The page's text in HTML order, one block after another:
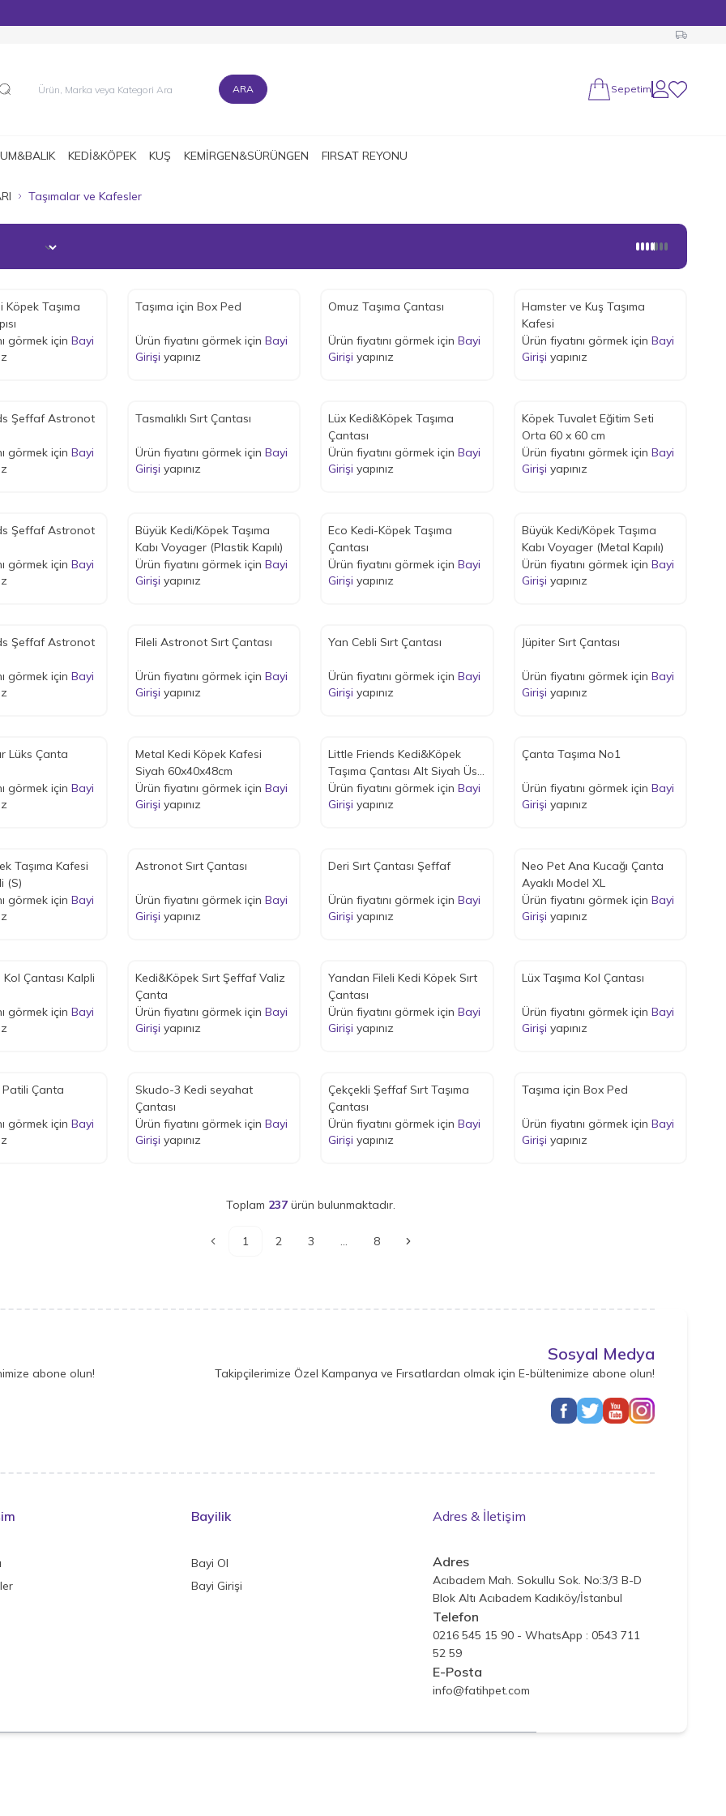
ARA SepetimHesabım
Favorilerim
KEDİ&KÖPEK KUŞ KEMİRGEN&SÜRÜNGEN FIRSAT REYONU
Taşımalar ve Kafesler
görmek için Bayi
Taşıma için Box Ped
Ürün fiyatını görmek için Bayi
Girişi yapınız
Omuz Taşıma Çantası
Ürün fiyatını görmek için Bayi
Girişi yapınız
Hamster ve Kuş Taşıma
Kafesi
Ürün fiyatını görmek için Bayi
Girişi yapınız
Şeffaf Astronot
görmek için Bayi
Tasmalıklı Sırt Çantası
Ürün fiyatını görmek için Bayi
Girişi yapınız
Lüx Kedi&Köpek Taşıma
Çantası
Ürün fiyatını görmek için Bayi
Girişi yapınız
Köpek Tuvalet Eğitim Seti
Orta 60 x 60 cm
Ürün fiyatını görmek için Bayi
Girişi yapınız
Şeffaf Astronot
görmek için Bayi
Büyük Kedi/Köpek Taşıma
Kabı Voyager (Plastik Kapılı)
Ürün fiyatını görmek için Bayi
Girişi yapınız
Eco Kedi-Köpek Taşıma
Çantası
Ürün fiyatını görmek için Bayi
Girişi yapınız
Büyük Kedi/Köpek Taşıma
Kabı Voyager (Metal Kapılı)
Ürün fiyatını görmek için Bayi
Girişi yapınız
Şeffaf Astronot
görmek için Bayi
Fileli Astronot Sırt Çantası
Ürün fiyatını görmek için Bayi
Girişi yapınız
Yan Cebli Sırt Çantası
Ürün fiyatını görmek için Bayi
Girişi yapınız
Jüpiter Sırt Çantası
Ürün fiyatını görmek için Bayi
Girişi yapınız
Lüks Çanta
görmek için Bayi
Metal Kedi Köpek Kafesi
Siyah 60x40x48cm
Ürün fiyatını görmek için Bayi
Girişi yapınız
Little Friends Kedi&Köpek
Taşıma Çantası Alt Siyah Üst
Renkli 35x48,5x35
Ürün fiyatını görmek için Bayi
Girişi yapınız
Çanta Taşıma No1
Ürün fiyatını görmek için Bayi
Girişi yapınız
Taşıma Kafesi
(S)
görmek için Bayi
Astronot Sırt Çantası
Ürün fiyatını görmek için Bayi
Girişi yapınız
Deri Sırt Çantası Şeffaf
Ürün fiyatını görmek için Bayi
Girişi yapınız
Neo Pet Ana Kucağı Çanta
Ayaklı Model XL
Ürün fiyatını görmek için Bayi
Girişi yapınız
Kol Çantası Kalpli
görmek için Bayi
Kedi&Köpek Sırt Şeffaf Valiz
Çanta
Ürün fiyatını görmek için Bayi
Girişi yapınız
Yandan Fileli Kedi Köpek Sırt
Çantası
Ürün fiyatını görmek için Bayi
Girişi yapınız
Lüx Taşıma Kol Çantası
Ürün fiyatını görmek için Bayi
Girişi yapınız
Patili Çanta
görmek için Bayi
Skudo-3 Kedi seyahat
Çantası
Ürün fiyatını görmek için Bayi
Girişi yapınız
Çekçekli Şeffaf Sırt Taşıma
Çantası
Ürün fiyatını görmek için Bayi
Girişi yapınız
Taşıma için Box Ped
Ürün fiyatını görmek için Bayi
Girişi yapınız
Toplam 237ürün bulunmaktadır.
1 2 3 ... 8
abone olun!
Sosyal Medya
Takipçilerimize Özel Kampanya ve Fırsatlardan olmak için E-bültenimize abone olun!
Adres & İletişim
Adres
Acıbadem Mah. Sokullu Sok. No:3/3 B-D
Blok Altı Acıbadem Kadıköy/İstanbul
Telefon
0216 545 15 90 - WhatsApp : 0543 711
52 59
E-Posta
info@fatihpet.com
Bayilik
Bayi Ol
Bayi Girişi